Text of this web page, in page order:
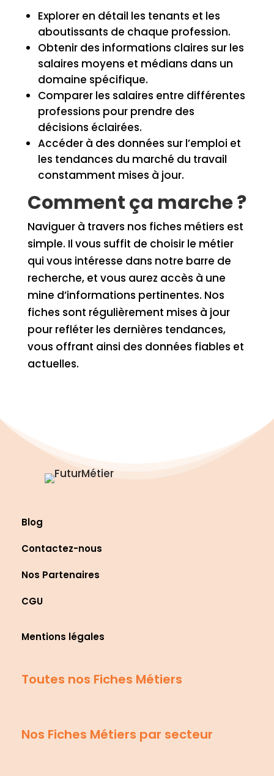
Explorer en détail les tenants et les
aboutissants de chaque profession.
Obtenir des informations claires sur les
salaires moyens et médians dans un
domaine spécifique.
Comparer les salaires entre différentes
professions pour prendre des
décisions éclairées.
Accéder à des données sur l’emploi et
les tendances du marché du travail
constamment mises à jour.
Comment ça marche ?
Naviguer à travers nos fiches métiers est
simple. Il vous suffit de choisir le métier
qui vous intéresse dans notre barre de
recherche, et vous aurez accès à une
mine d’informations pertinentes. Nos
fiches sont régulièrement mises à jour
pour refléter les dernières tendances,
vous offrant ainsi des données fiables et
actuelles.
Blog
Contactez-nous
Nos Partenaires
CGU
Mentions légales
Toutes nos Fiches Métiers
Nos Fiches Métiers par secteur